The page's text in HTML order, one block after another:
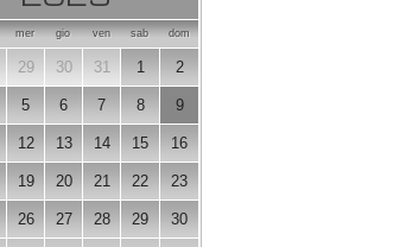
mer gio ven sab dom
29 30 31 1 2
5 6 7 8 9
12 13 14 15 16
19 20 21 22 23
26 27 28 29 30